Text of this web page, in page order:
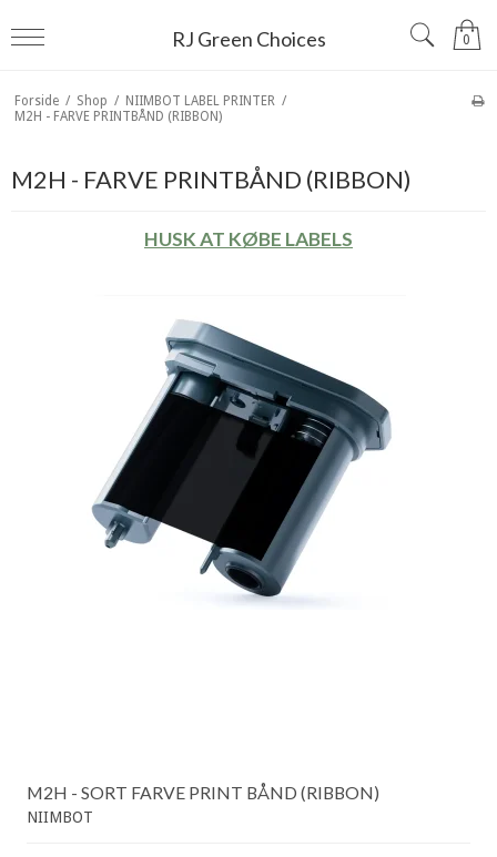
RJ Green Choices 0
Forside / Shop / NIIMBOT LABEL PRINTER /
M2H - FARVE PRINTBÅND (RIBBON)
M2H - FARVE PRINTBÅND (RIBBON)
HUSK AT KØBE LABELS
M2H - SORT FARVE PRINT BÅND (RIBBON)
NIIMBOT